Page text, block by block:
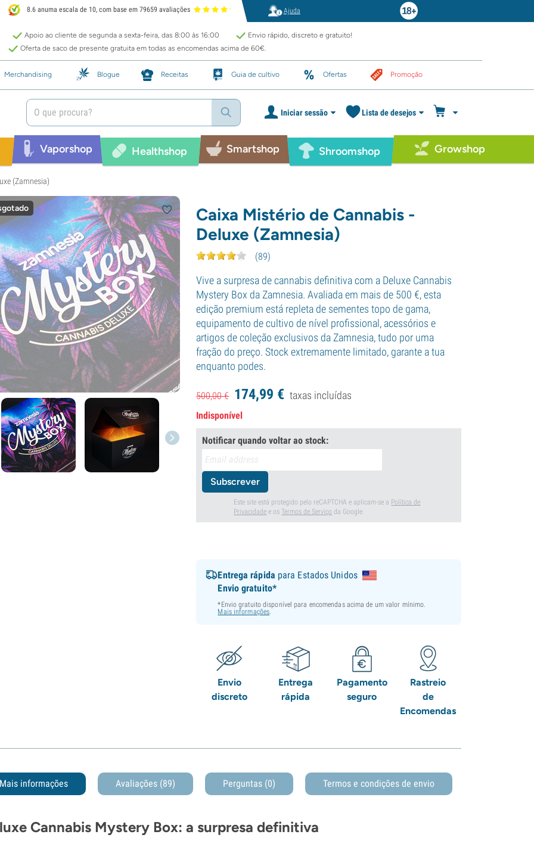
8.6 anuma escala de 10, com base em 79659 avaliações Ajuda
Apoio ao cliente de segunda a sexta-feira, das 8:00 às 16:00
Envio rápido, discreto e gratuito!
Oferta de saco de presente gratuita em todas as encomendas acima de 60€.
Merchandising Blogue Receitas Guia de cultivo Ofertas Promoção
Iniciar sessão Lista de desejos
Vaporshop Healthshop Smartshop Shroomshop Growshop
(Zamnesia)
Caixa Mistério de Cannabis -
Deluxe (Zamnesia)
(89)
Vive a surpresa de cannabis definitiva com a Deluxe Cannabis
Mystery Box da Zamnesia. Avaliada em mais de 500 €, esta
edição premium está repleta de sementes topo de gama,
equipamento de cultivo de nível profissional, acessórios e
artigos de coleção exclusivos da Zamnesia, tudo por uma
fração do preço. Stock extremamente limitado, garante a tua
enquanto podes.
500,00€ 174,99 € taxas incluídas
Indisponível
Notificar quando voltar ao stock:
Subscrever
Este site está protegido pelo reCAPTCHA e aplicam-se a Política de
Privacidade e osTermos de Serviço da Google.
Entrega rápida para Estados Unidos
Envio gratuito*
*Envio gratuito disponível para encomendas acima de um valor mínimo.
Mais informações
Envio
discreto
Entrega
rápida
Pagamento
seguro
Rastreio
de
Encomendas
Mais informações Avaliações (89) Perguntas (0) Termos e condições de envio
Cannabis Mystery Box: a surpresa definitiva